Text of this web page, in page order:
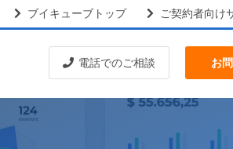
ブイキューブトップ ご契約者向け
電話でのご相談 お